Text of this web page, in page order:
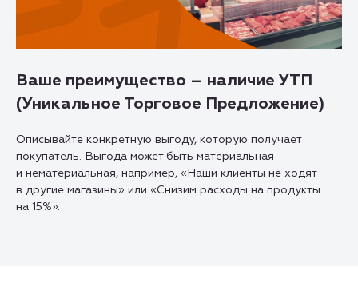
Ваше преимущество – наличие УТП
(Уникальное Торговое Предложение)
Описывайте конкретную выгоду, которую получает
покупатель. Выгода может быть материальная
и нематериальная, например, «Наши клиенты не ходят
в другие магазины» или «Снизим расходы на продукты
на 15%».